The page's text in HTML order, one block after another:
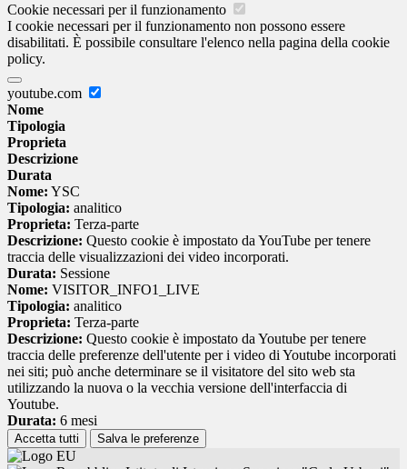
Cookie necessari per il funzionamento
I cookie necessari per il funzionamento non possono essere
disabilitati. È possibile consultare l'elenco nella pagina della cookie
policy.
youtube.com
Nome
Tipologia
Proprieta
Descrizione
Durata
Nome: YSC
Tipologia: analitico
Proprieta: Terza-parte
Descrizione: Questo cookie è impostato da YouTube per tenere
traccia delle visualizzazioni dei video incorporati.
Durata: Sessione
Nome: VISITOR_INFO1_LIVE
Tipologia: analitico
Proprieta: Terza-parte
Descrizione: Questo cookie è impostato da Youtube per tenere
traccia delle preferenze dell'utente per i video di Youtube incorporati
nei siti; può anche determinare se il visitatore del sito web sta
utilizzando la nuova o la vecchia versione dell'interfaccia di
Youtube.
Durata: 6 mesi
Accetta tutti Salva le preferenze